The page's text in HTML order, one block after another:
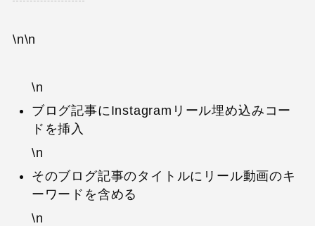
\n\n
\n
ブログ記事にInstagramリール埋め込みコー
ドを挿入
\n
そのブログ記事のタイトルにリール動画のキ
ーワードを含める
\n